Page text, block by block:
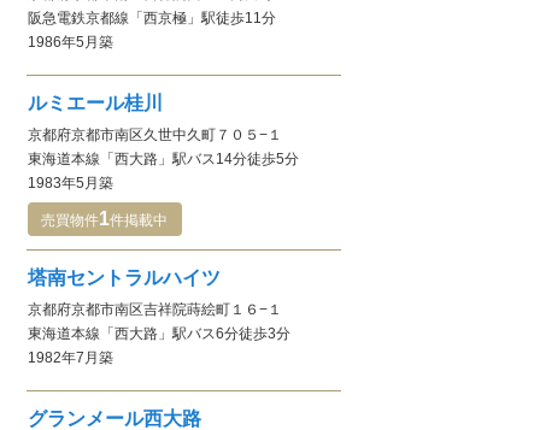
阪急電鉄京都線 「西京極」駅徒歩11分
1986年5月 築
ルミエール桂川
京都府京都市南区久世中久町７０５−１
東海道本線 「西大路」駅バス14分徒歩5分
1983年5月 築
売買物件1件掲載中
塔南セントラルハイツ
京都府京都市南区吉祥院蒔絵町１６−１
東海道本線 「西大路」駅バス6分徒歩3分
1982年7月 築
グランメール西大路